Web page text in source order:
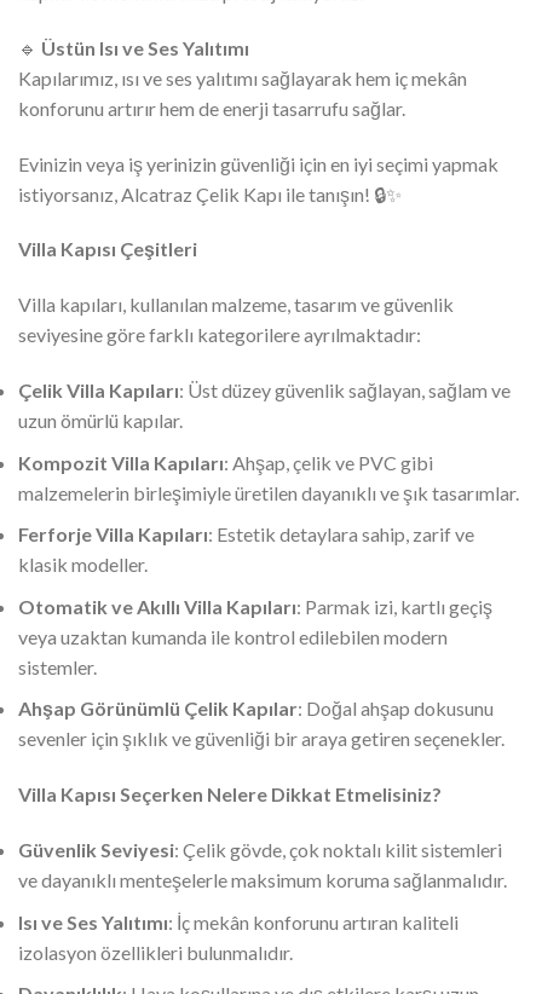
🔹 Üstün Isı ve Ses Yalıtımı
Kapılarımız, ısı ve ses yalıtımı sağlayarak hem iç mekân
konforunu artırır hem de enerji tasarrufu sağlar.
Evinizin veya iş yerinizin güvenliği için en iyi seçimi yapmak
istiyorsanız, Alcatraz Çelik Kapı ile tanışın! 🔒✨
Villa Kapısı Çeşitleri
Villa kapıları, kullanılan malzeme, tasarım ve güvenlik
seviyesine göre farklı kategorilere ayrılmaktadır:
Çelik Villa Kapıları: Üst düzey güvenlik sağlayan, sağlam ve
uzun ömürlü kapılar.
Kompozit Villa Kapıları: Ahşap, çelik ve PVC gibi
malzemelerin birleşimiyle üretilen dayanıklı ve şık tasarımlar.
Ferforje Villa Kapıları: Estetik detaylara sahip, zarif ve
klasik modeller.
Otomatik ve Akıllı Villa Kapıları: Parmak izi, kartlı geçiş
veya uzaktan kumanda ile kontrol edilebilen modern
sistemler.
Ahşap Görünümlü Çelik Kapılar: Doğal ahşap dokusunu
sevenler için şıklık ve güvenliği bir araya getiren seçenekler.
Villa Kapısı Seçerken Nelere Dikkat Etmelisiniz?
Güvenlik Seviyesi: Çelik gövde, çok noktalı kilit sistemleri
ve dayanıklı menteşelerle maksimum koruma sağlanmalıdır.
Isı ve Ses Yalıtımı: İç mekân konforunu artıran kaliteli
izolasyon özellikleri bulunmalıdır.